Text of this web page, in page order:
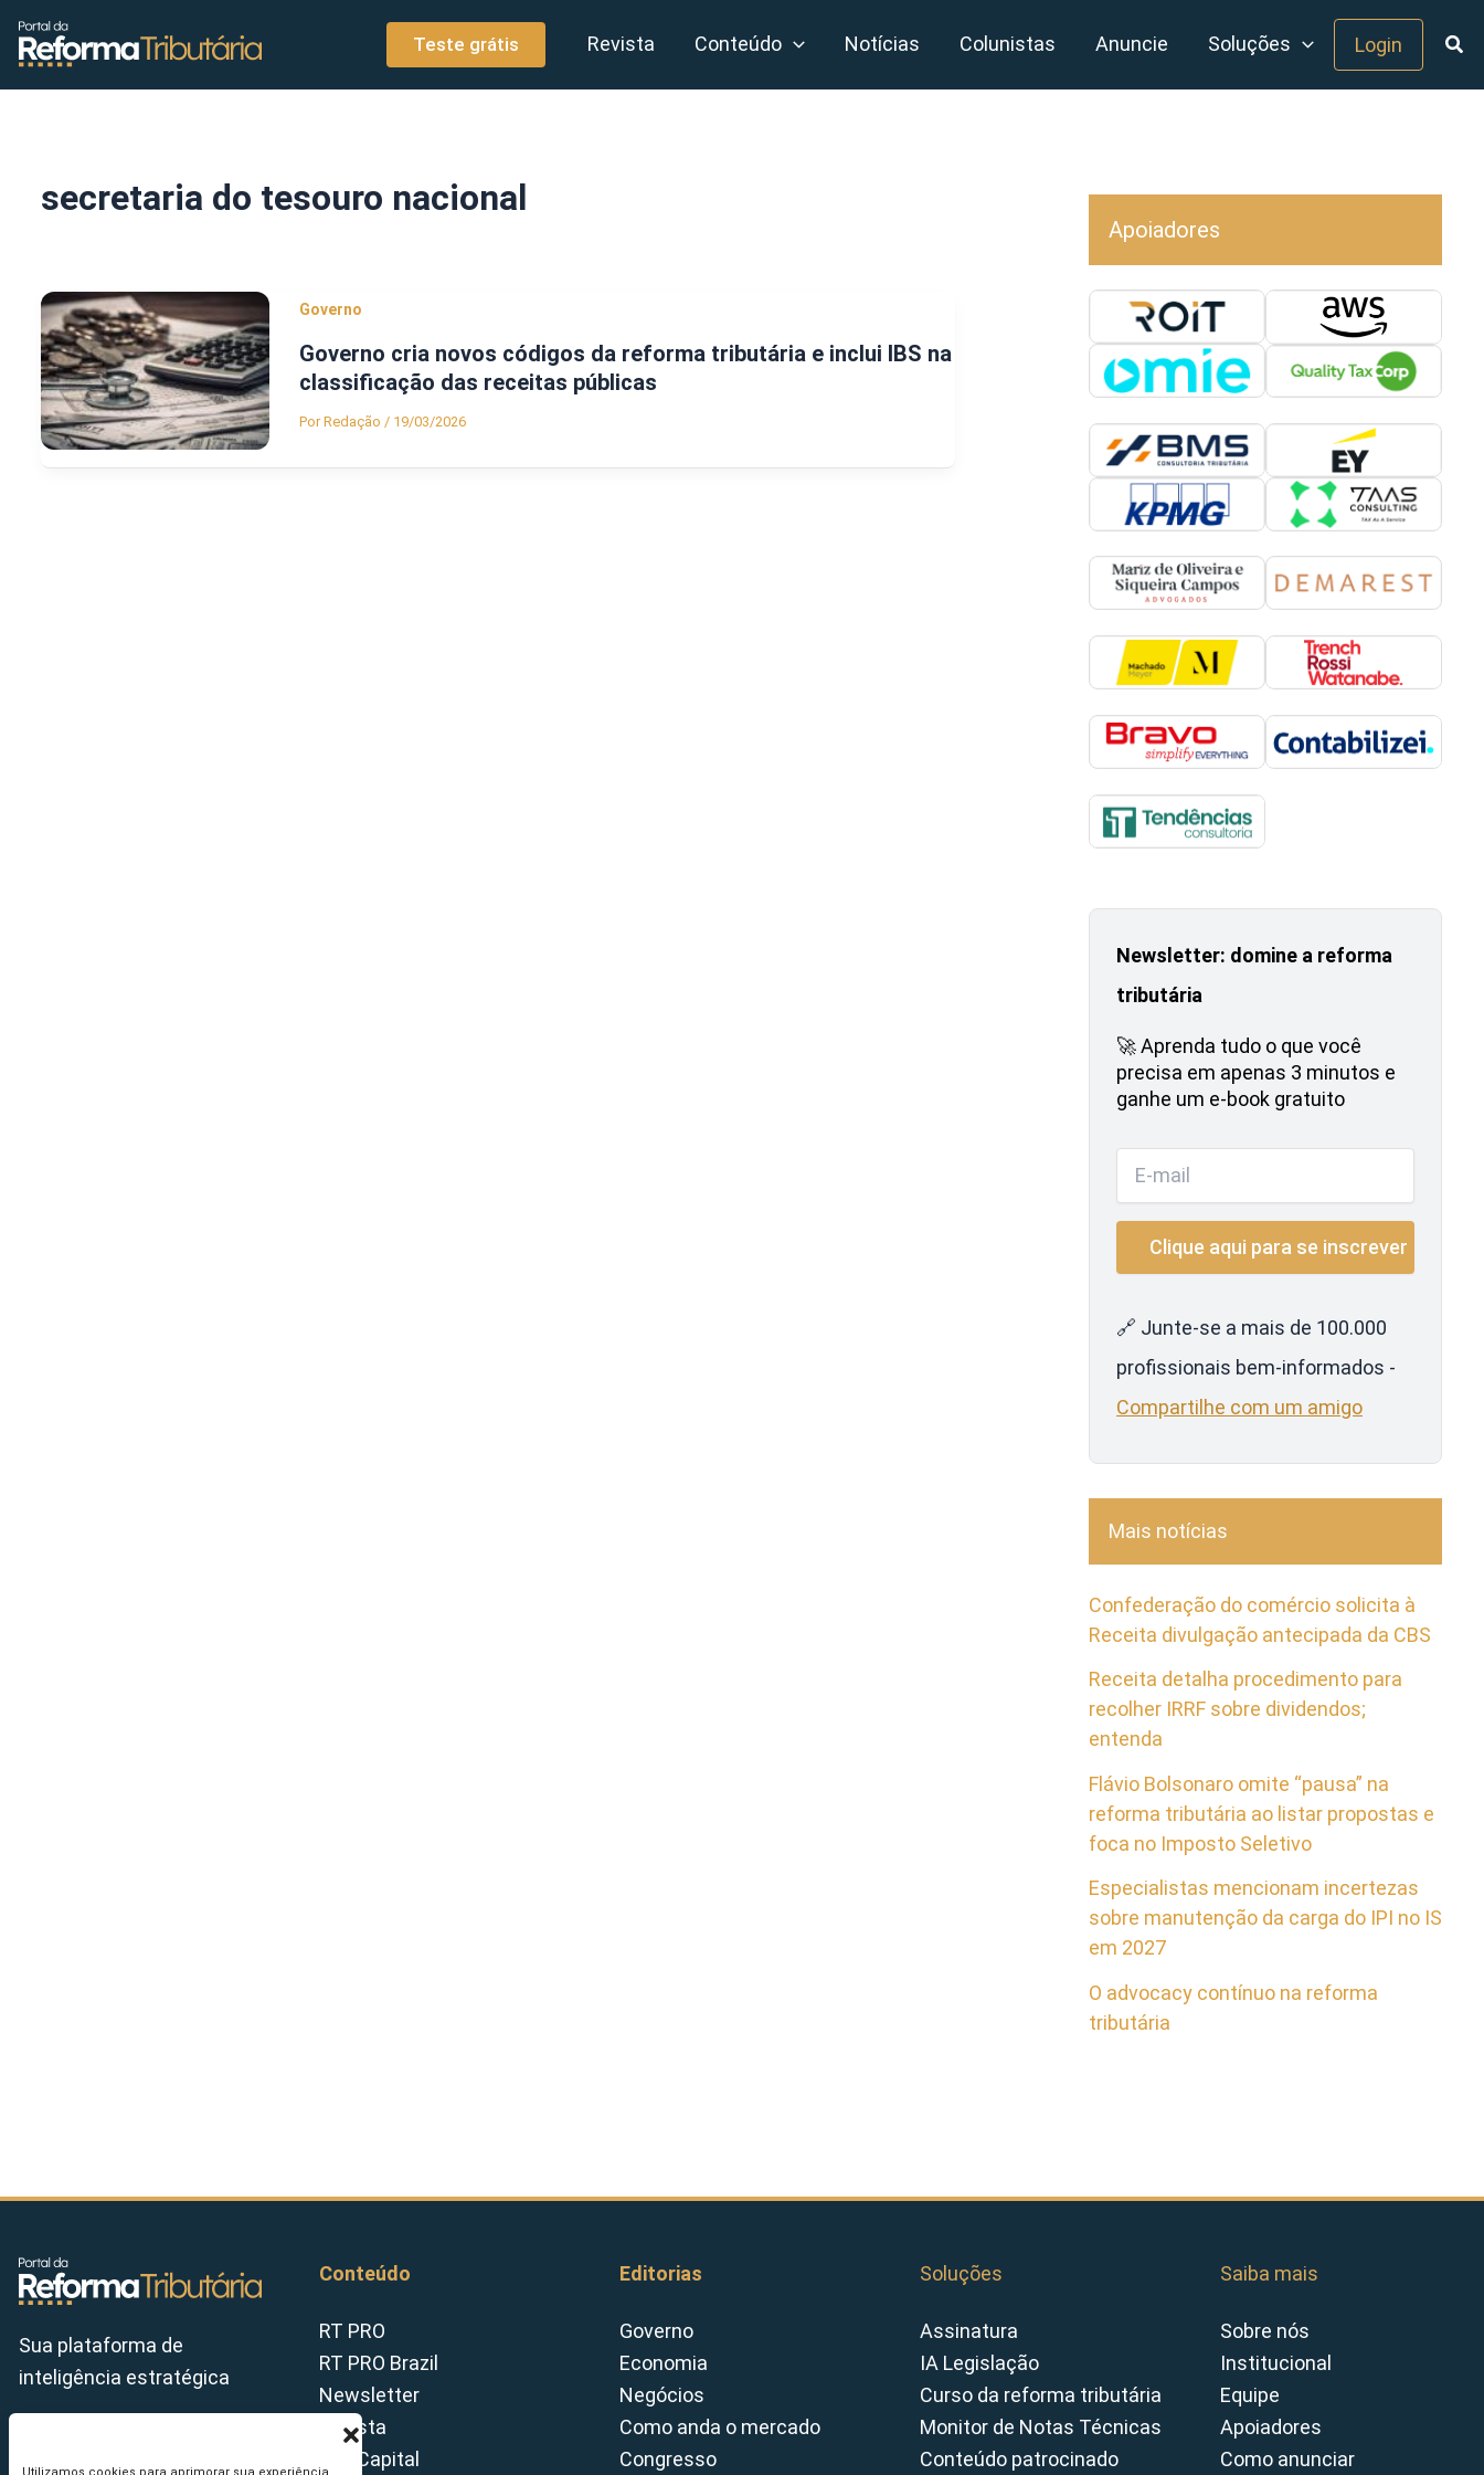
conteúdo
Teste grátis Revista Conteúdo Notícias Colunistas Anuncie Soluções Login
secretaria do tesouro nacional
Governo
Governo cria novos códigos da reforma tributária e inclui IBS na
classificação das receitas públicas
PorRedação / 19/03/2026
Apoiadores
Newsletter: domine a reforma
tributária
🚀 Aprenda tudo o que você
precisa em apenas 3 minutos e
ganhe um e-book gratuito
🔗 Junte-se a mais de 100.000
profissionais bem-informados -
Compartilhe com um amigo
Mais notícias
Confederação do comércio solicita à
Receita divulgação antecipada da CBS
Receita detalha procedimento para
recolher IRRF sobre dividendos;
entenda
Flávio Bolsonaro omite “pausa” na
reforma tributária ao listar propostas e
foca no Imposto Seletivo
Especialistas mencionam incertezas
sobre manutenção da carga do IPI no IS
em 2027
O advocacy contínuo na reforma
tributária
Sua plataforma de
inteligência estratégica
Conteúdo
RT PRO
RT PRO Brazil
Newsletter
Revista
Tax Capital
Editorias
Governo
Economia
Negócios
Como anda o mercado
Congresso
Soluções
Assinatura
IA Legislação
Curso da reforma tributária
Monitor de Notas Técnicas
Conteúdo patrocinado
Saiba mais
Sobre nós
Institucional
Equipe
Apoiadores
Como anunciar